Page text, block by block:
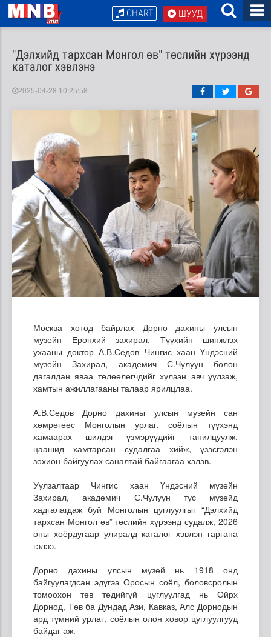
ШУУД
CHART
"Дэлхийд тархсан Монгол өв" төслийн хүрээнд
каталог хэвлэнэ
2025-04-28 10:25:58
Москва хотод байрлах Дорно дахины улсын
музейн Ерөнхий захирал, Түүхийн шинжлэх
ухааны доктор А.В.Седов Чингис хаан Үндэсний
музейн Захирал, академич С.Чулуун болон
дагалдан яваа төлөөлөгчдийг хүлээн авч уулзаж,
хамтын ажиллагааны талаар ярилцлаа.
А.В.Седов Дорно дахины улсын музейн сан
хөмрөгөөс Монголын урлаг, соёлын түүхэнд
хамаарах шилдэг үзмэрүүдийг танилцуулж,
цаашид хамтарсан судалгаа хийж, үзэсгэлэн
зохион байгуулах саналтай байгаагаа хэлэв.
Уулзалтаар Чингис хаан Үндэсний музейн
Захирал, академич С.Чулуун тус музейд
хадгалагдаж буй Монголын цуглуулгыг “Дэлхийд
тархсан Монгол өв” төслийн хүрээнд судалж, 2026
оны хоёрдугаар улиралд каталог хэвлэн гаргана
гэлээ.
Дорно дахины улсын музей нь 1918 онд
байгуулагдсан эдүгээ Оросын соёл, боловсролын
томоохон төв төдийгүй цуглуулгад нь Ойрх
Дорнод, Төв ба Дундад Ази, Кавказ, Алс Дорнодын
ард түмний урлаг, соёлын олон ховор цуглуулгууд
байдаг аж.